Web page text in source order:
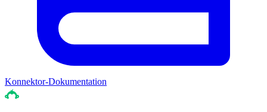
Konnektor-Dokumentation